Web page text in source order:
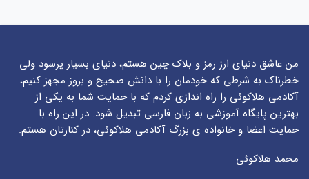
من عاشق دنیای ارز رمز و بلاک چین هستم، دنیای بسیار پرسود ولی
خطرناک به شرطی که خودمان را با دانش صحیح و بروز مجهز کنیم،
آکادمی هلاکوئی را راه اندازی کردم که با حمایت شما به یکی از
بهترین پایگاه آموزشی به زبان فارسی تبدیل شود. در این راه با
حمایت اعضا و خانواده ی بزرگ آکادمی هلاکوئی، در کنارتان هستم.
محمد هلاکوئی